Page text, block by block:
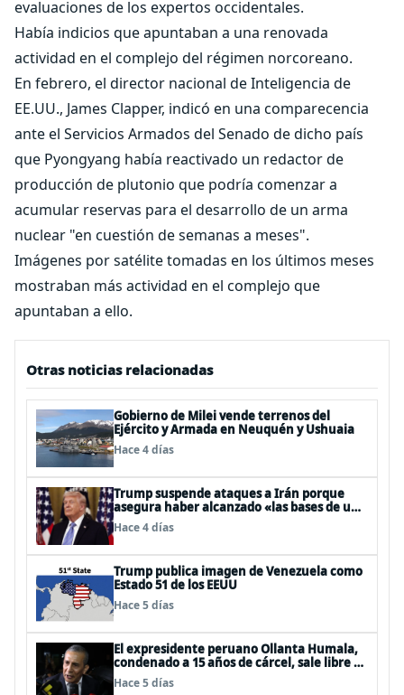
evaluaciones de los expertos occidentales.
Había indicios que apuntaban a una renovada
actividad en el complejo del régimen norcoreano.
En febrero, el director nacional de Inteligencia de
EE.UU., James Clapper, indicó en una comparecencia
ante el Servicios Armados del Senado de dicho país
que Pyongyang había reactivado un redactor de
producción de plutonio que podría comenzar a
acumular reservas para el desarrollo de un arma
nuclear "en cuestión de semanas a meses".
Imágenes por satélite tomadas en los últimos meses
mostraban más actividad en el complejo que
apuntaban a ello.
Otras noticias relacionadas
Gobierno de Milei vende terrenos del
Ejército y Armada en Neuquén y Ushuaia
Hace 4 días
Trump suspende ataques a Irán porque
asegura haber alcanzado «las bases de un
acuerdo»
Hace 4 días
Trump publica imagen de Venezuela como
Estado 51 de los EEUU
Hace 5 días
El expresidente peruano Ollanta Humala,
condenado a 15 años de cárcel, sale libre al
anularse su caso
Hace 5 días